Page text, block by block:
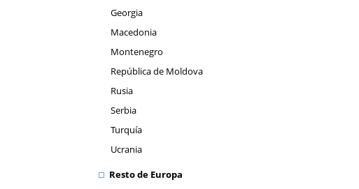
Georgia
Macedonia
Montenegro
República de Moldova
Rusia
Serbia
Turquía
Ucrania
Resto de Europa